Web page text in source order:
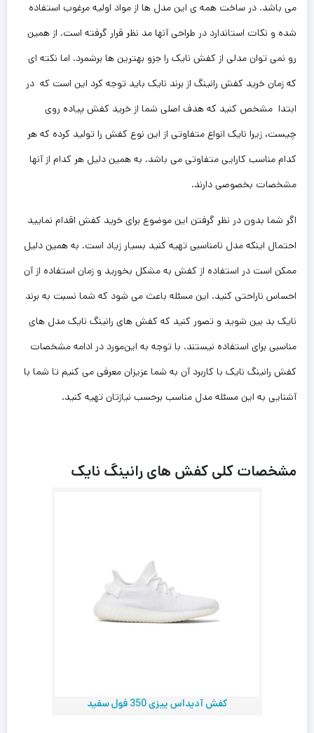
می باشد. در ساخت همه ی این مدل ها از مواد اولیه مرغوب استفاده
شده و نکات استاندارد در طراحی آنها مد نظر قرار گرفته است. از همین
رو نمی توان مدلی از کفش نایک را جزو بهترین ها برشمرد. اما نکته ای
که زمان خرید کفش رانینگ از برند نایک باید توجه کرد این است که در
ابتدا مشخص کنید که هدف اصلی شما از خرید کفش پیاده روی
چیست، زیرا نایک انواع متفاوتی از این نوع کفش را تولید کرده که هر
کدام مناسب کارایی متفاوتی می باشد. به همین دلیل هر کدام از آنها
مشخصات بخصوصی دارند‌.
اگر شما بدون در نظر گرفتن این موضوع برای خرید کفش اقدام نمایید
احتمال اینکه مدل نامناسبی تهیه کنید بسیار زیاد است. به همین دلیل
ممکن است در استفاده از کفش به مشکل بخورید و زمان استفاده از آن
احساس ناراحتی کنید. این مسئله باعث می شود که شما نسبت به برند
نایک بد بین شوید و تصور کنید که کفش های رانینگ نایک مدل های
مناسبی برای استفاده نیستند. با توجه به این‌مورد در ادامه مشخصات
کفش رانینگ نایک با کاربرد آن به شما عزیزان ‌معرفی می کنیم تا شما با
آشنایی به این مسئله مدل مناسب برحسب نیازتان تهیه کنید.
مشخصات کلی کفش های رانینگ نایک
کفش آدیداس ییزی 350 فول سفید